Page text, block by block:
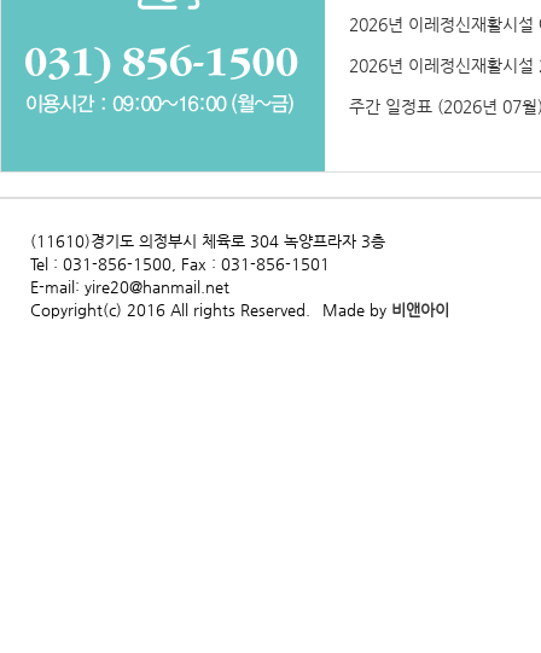
2026년 이레정신재활시설
2026년 이레정신재활시설
주간 일정표 (2026년 07월
(11610)경기도 의정부시 체육로 304 녹양프라자 3층
Tel : 031-856-1500, Fax : 031-856-1501
E-mail: yire20@hanmail.net
Copyright(c) 2016 All rights Reserved.
Made by 비앤아이